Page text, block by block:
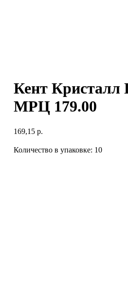
Кент
МРЦ 179.00
169,15 р.
Количество в упаковке: 10